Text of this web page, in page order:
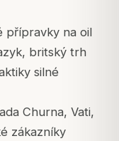
přípravky na oil
britský trh
silné
Churna, Vati,
zákazníky